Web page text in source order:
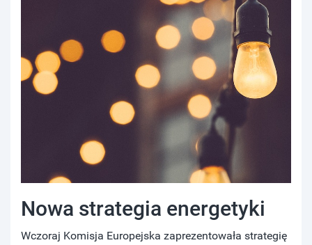
Nowa strategia energetyki
Wczoraj Komisja Europejska zaprezentowała strategię